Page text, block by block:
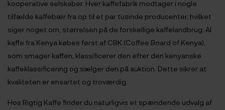
kooperative selskaber. Hver kaffefabrik modtager i nogle
tilfælde kaffebær fra op til et par tusinde producenter, hvilket
siger noget om, størrelsen på de forskellige kaffelandbrug. Al
kaffe fra Kenya købes først af CBK (Coffee Board of Kenya),
som smager kaffen, klassificerer den efter den kenyanske
kaffeklassificering og sælger den på auktion. Dette sikrer at
kvaliteten er ensartet og troværdig.
Hos Rigtig Kaffe finder du naturligvis et spændende udvalg af